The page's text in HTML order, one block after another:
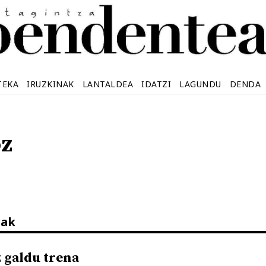
IRUZKINAK LANTALDEA IDATZI LAGUNDU DENDA
galdu trena